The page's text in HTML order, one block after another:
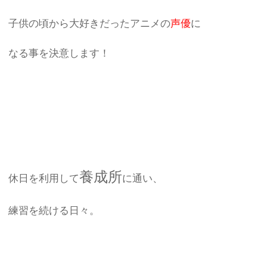
子供の頃から大好きだったアニメの声優に
なる事を決意します！
休日を利用して養成所に通い、
練習を続ける日々。